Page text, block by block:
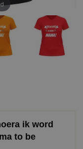
ik word
to be